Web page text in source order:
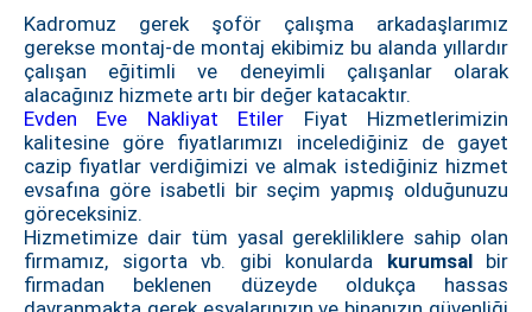
Kadromuz gerek şoför çalışma arkadaşlarımız
gerekse montaj-de montaj ekibimiz bu alanda yıllardır
çalışan eğitimli ve deneyimli çalışanlar olarak
alacağınız hizmete artı bir değer katacaktır.
Evden Eve Nakliyat Etiler Fiyat Hizmetlerimizin
kalitesine göre fiyatlarımızı incelediğiniz de gayet
cazip fiyatlar verdiğimizi ve almak istediğiniz hizmet
evsafına göre isabetli bir seçim yapmış olduğunuzu
göreceksiniz.
Hizmetimize dair tüm yasal gerekliliklere sahip olan
firmamız, sigorta vb. gibi konularda kurumsal bir
firmadan beklenen düzeyde oldukça hassas